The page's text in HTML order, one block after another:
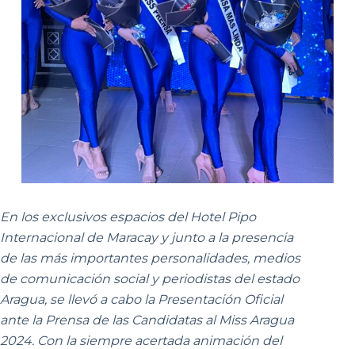
En los exclusivos espacios del Hotel Pipo
Internacional de Maracay y junto a la presencia
de las más importantes personalidades, medios
de comunicación social y periodistas del estado
Aragua, se llevó a cabo la Presentación Oficial
ante la Prensa de las Candidatas al Miss Aragua
2024. Con la siempre acertada animación del